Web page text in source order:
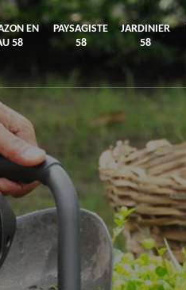
EN
58
PAYSAGISTE
58
JARDINIER
58